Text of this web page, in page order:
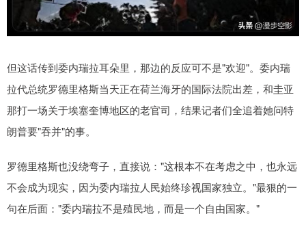
但这话传到委内瑞拉耳朵里，那边的反应可不是"欢迎"。委内瑞
拉代总统罗德里格斯当天正在荷兰海牙的国际法院出差，和圭亚
那打一场关于埃塞奎博地区的老官司，结果记者们全追着她问特
朗普要"吞并"的事。
罗德里格斯也没绕弯子，直接说："这根本不在考虑之中，也永远
不会成为现实，因为委内瑞拉人民始终珍视国家独立。"最狠的一
句在后面："委内瑞拉不是殖民地，而是一个自由国家。"